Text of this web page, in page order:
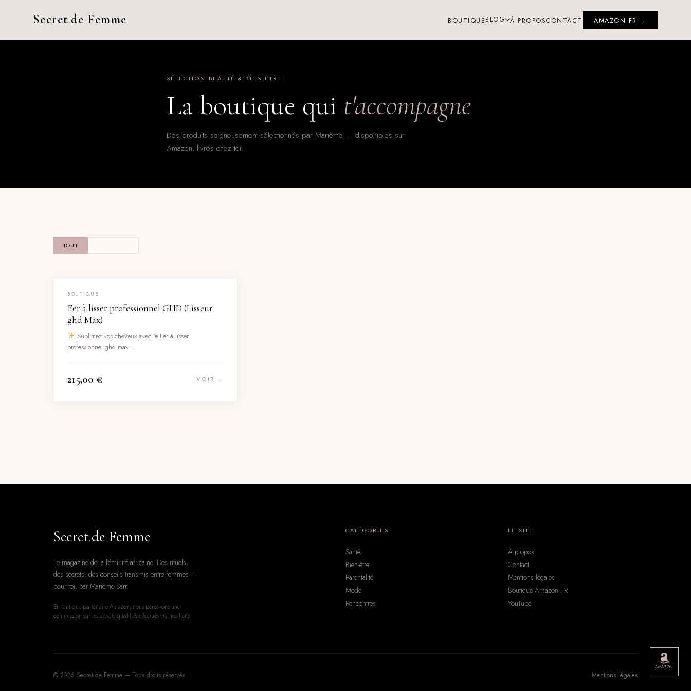
Secret.de Femme BOUTIQUEBLOG À PROPOSCONTACT AMAZON FR →
AMAZON
SÉLECTION BEAUTÉ & BIEN-ÊTRE
La boutique qui t'accompagne
Des produits soigneusement sélectionnés par Marième — disponibles sur
Amazon, livrés chez toi.
TOUT
BOUTIQUE
Fer à lisser professionnel GHD (Lisseur
ghd Max)
Sublimez vos cheveux avec le Fer à lisser
professionnel ghd max…
215,00 € VOIR →
Secret.de Femme
Le magazine de la féminité africaine. Des rituels,
des secrets, des conseils transmis entre femmes —
pour toi, par Marième Sarr.
En tant que partenaire Amazon, nous percevons une
commission sur les achats qualifiés effectués via nos liens.
CATÉGORIES
Santé
Bien-être
Parentalité
Mode
Rencontres
LE SITE
À propos
Contact
Mentions légales
Boutique Amazon FR
YouTube
© 2026 Secret de Femme — Tous droits réservés Mentions légales